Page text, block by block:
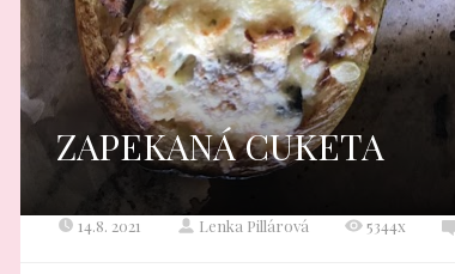
ZAPEKANÁ CUKETA
14.8. 2021 Lenka Pillárová 5344x